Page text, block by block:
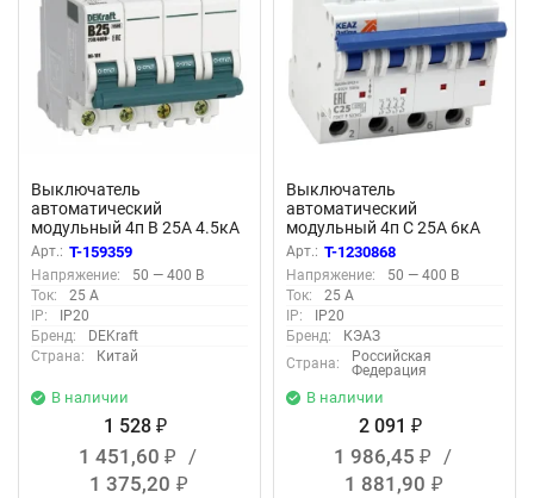
Выключатель
автоматический
модульный 4п B 25А 4.5кА
ВА-101 DEKraft 11044DEK
Арт.: T-159359
Напряжение:
50 — 400 В
Ток:
25 А
IP:
IP20
Бренд:
DEKraft
Страна:
Китай
В наличии
1 528 ₽
1 451,60 ₽
/
1 375,20 ₽
Выключатель
автоматический
модульный 4п C 25А 6кА
OptiDin BM63-4C25-УХЛ3
КЭАЗ 260890
Арт.: T-1230868
Напряжение:
50 — 400 В
Ток:
25 А
IP:
IP20
Бренд:
КЭАЗ
Страна:
Российская
Федерация
В наличии
2 091 ₽
1 986,45 ₽
/
1 881,90 ₽